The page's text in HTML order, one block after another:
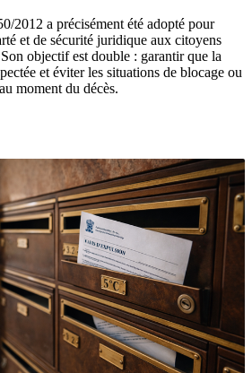
2012 a précisément été adopté pour
et de sécurité juridique aux citoyens
objectif est double : garantir que la
et éviter les situations de blocage ou
moment du décès.